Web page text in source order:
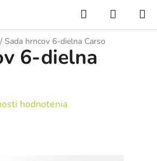
Hľadať
KOŠÍK
/ Sada hrncov 6-dielna Carso
6-dielna
hodnotenia